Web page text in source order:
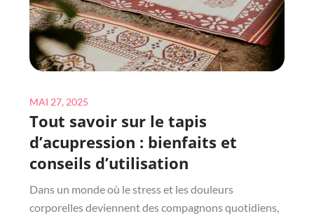
LA
MAISON
Posted
on
MAI 27, 2025
Tout savoir sur le tapis
d’acupression : bienfaits et
conseils d’utilisation
Dans un monde où le stress et les douleurs
corporelles deviennent des compagnons quotidiens,